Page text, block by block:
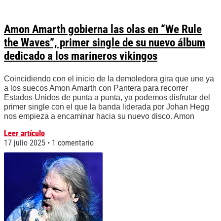
Amon Amarth gobierna las olas en “We Rule
the Waves”, primer single de su nuevo álbum
dedicado a los marineros vikingos
Coincidiendo con el inicio de la demoledora gira que une ya
a los suecos Amon Amarth con Pantera para recorrer
Estados Unidos de punta a punta, ya podemos disfrutar del
primer single con el que la banda liderada por Johan Hegg
nos empieza a encaminar hacia su nuevo disco. Amon
Leer artículo
17 julio 2025
1 comentario